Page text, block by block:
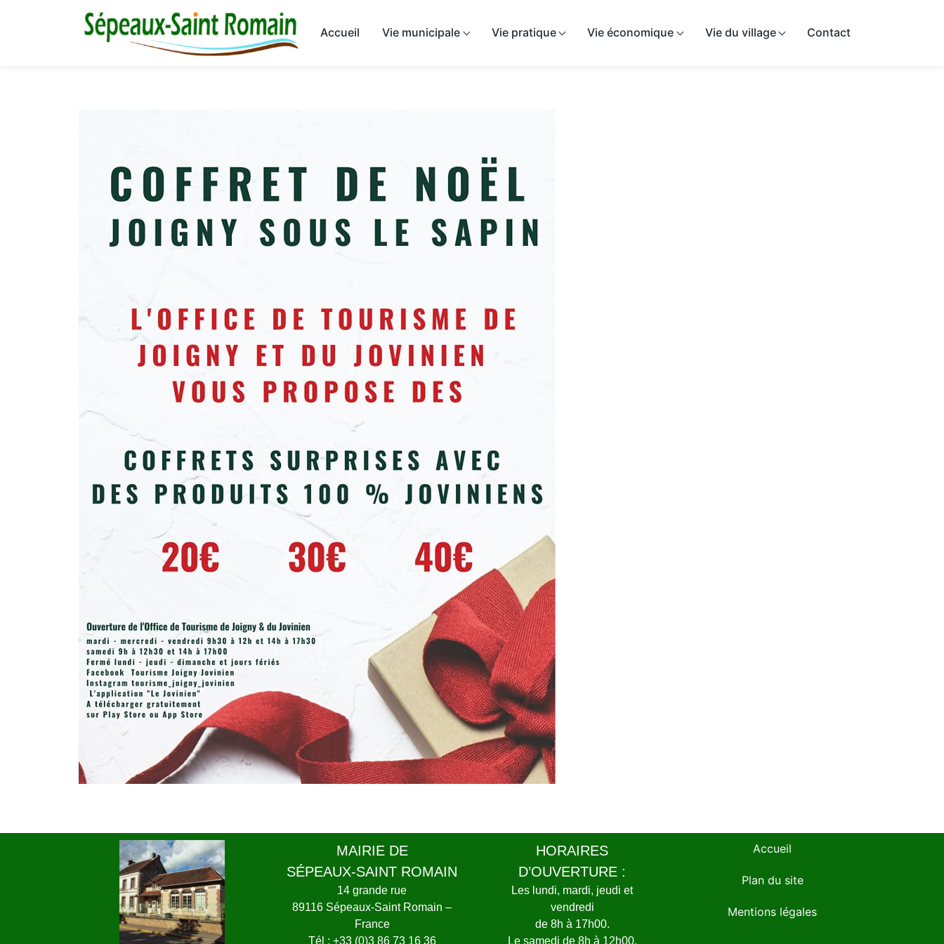
Accueil Vie municipale Vie pratique Vie économique Vie du village Contact
MAIRIE DE
SÉPEAUX-SAINT ROMAIN
14 grande rue
89116 Sépeaux-Saint Romain –
France
Tél : +33 (0)3 86 73 16 36
HORAIRES
D’OUVERTURE :
Les lundi, mardi, jeudi et
vendredi
de 8h à 17h00.
Le samedi de 8h à 12h00.
Accueil
Plan du site
Mentions légales